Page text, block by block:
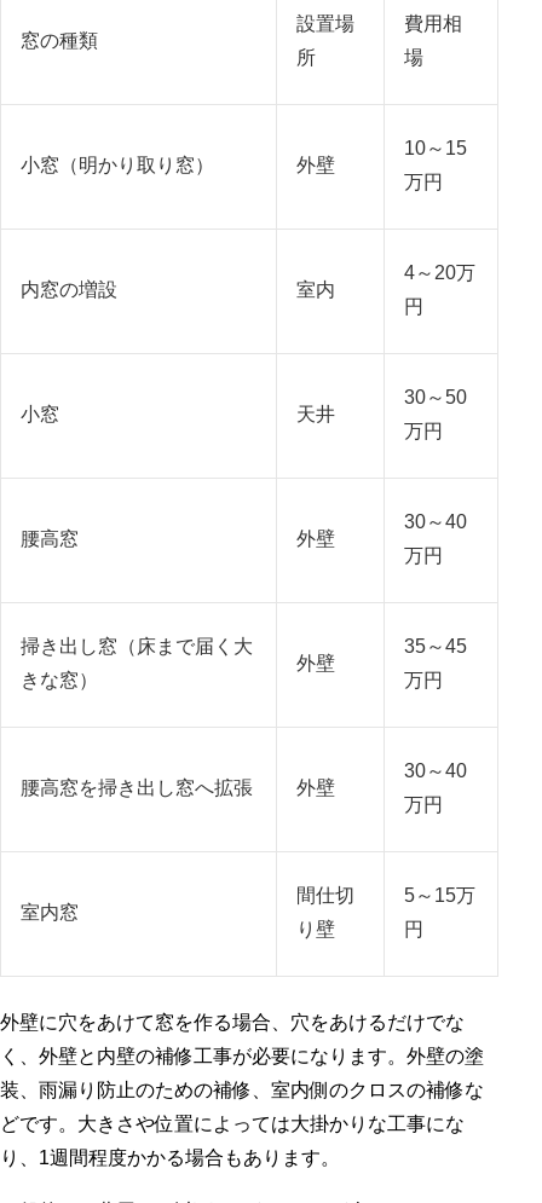
窓の種類
設置場
所
費用相
場
小窓（明かり取り窓） 外壁
10～15
万円
内窓の増設 室内
4～20万
円
小窓 天井
30～50
万円
腰高窓 外壁
30～40
万円
掃き出し窓（床まで届く大
きな窓）
外壁
35～45
万円
腰高窓を掃き出し窓へ拡張 外壁
30～40
万円
室内窓
間仕切
り壁
5～15万
円
外壁に穴をあけて窓を作る場合、穴をあけるだけでな
く、外壁と内壁の補修工事が必要になります。外壁の塗
装、雨漏り防止のための補修、室内側のクロスの補修な
どです。大きさや位置によっては大掛かりな工事にな
り、1週間程度かかる場合もあります。